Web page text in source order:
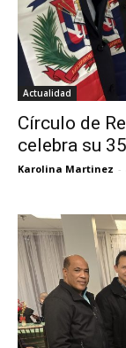
Actualidad
Círculo de
celebra su
Karolina Martinez -